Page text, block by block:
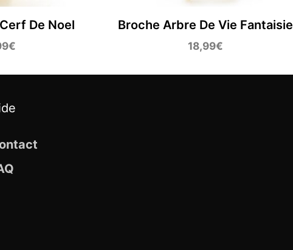
De Noel
€
Broche Arbre De Vie Fantaisie
18,99€